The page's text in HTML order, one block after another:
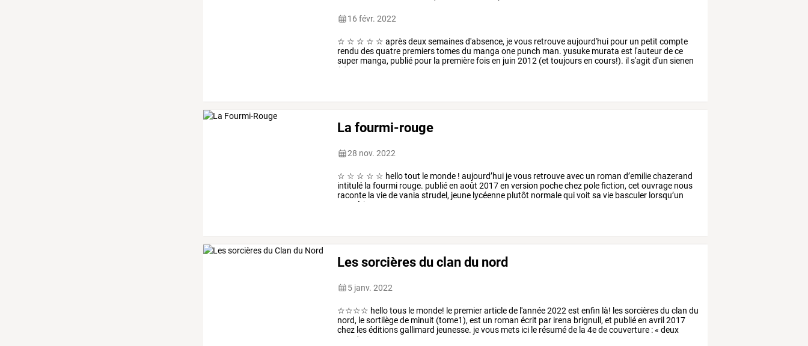
16 févr. 2022
☆ ☆ ☆ ☆ ☆ aprèsdeuxsemainesd'absence, jevous retrouveaujourd'hui pour un petit compte
rendu desquatre premierstomesdu manga one punch man. yusuke murata est l'auteurdece
super manga, publié pour la premièrefoisen juin 2012 (et toujoursen cours!). il s'agit d'un sienen
(c'est
La fourmi-rouge
28 nov. 2022
☆ ☆ ☆ ☆ ☆ hellotout le monde ! aujourd’hui jevous retrouveavec un roman d’emiliechazerand
intitulé la fourmi rouge. publiéen août 2017en version pochechez polefiction, cet ouvrage nous
raconte la viedevania strudel, jeune lycéenne plutôt normalequivoit sa vie basculer lorsqu’un
mystérieux
Les sorcières du clan du nord
5 janv. 2022
☆☆☆☆ hellotous le monde! le premierarticlede l'année2022 est enfin là! lessorcièresdu clan du
nord, lesortilègede minuit (tome1), est un roman écrit par irena brignull, et publiéen avril 2017
chez leséditionsgallimard jeunesse. jevous mets ici le résuméde la 4edecouverture :« deux
mondes